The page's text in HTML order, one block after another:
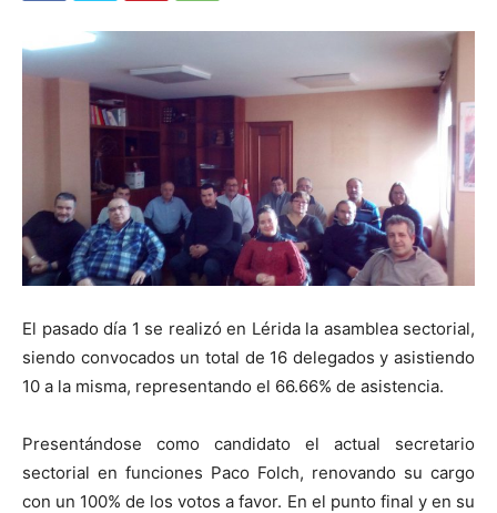
El pasado día 1 se realizó en Lérida la asamblea sectorial,
siendo convocados un total de 16 delegados y asistiendo
10 a la misma, representando el 66.66% de asistencia.
Presentándose como candidato el actual secretario
sectorial en funciones Paco Folch, renovando su cargo
con un 100% de los votos a favor. En el punto final y en su